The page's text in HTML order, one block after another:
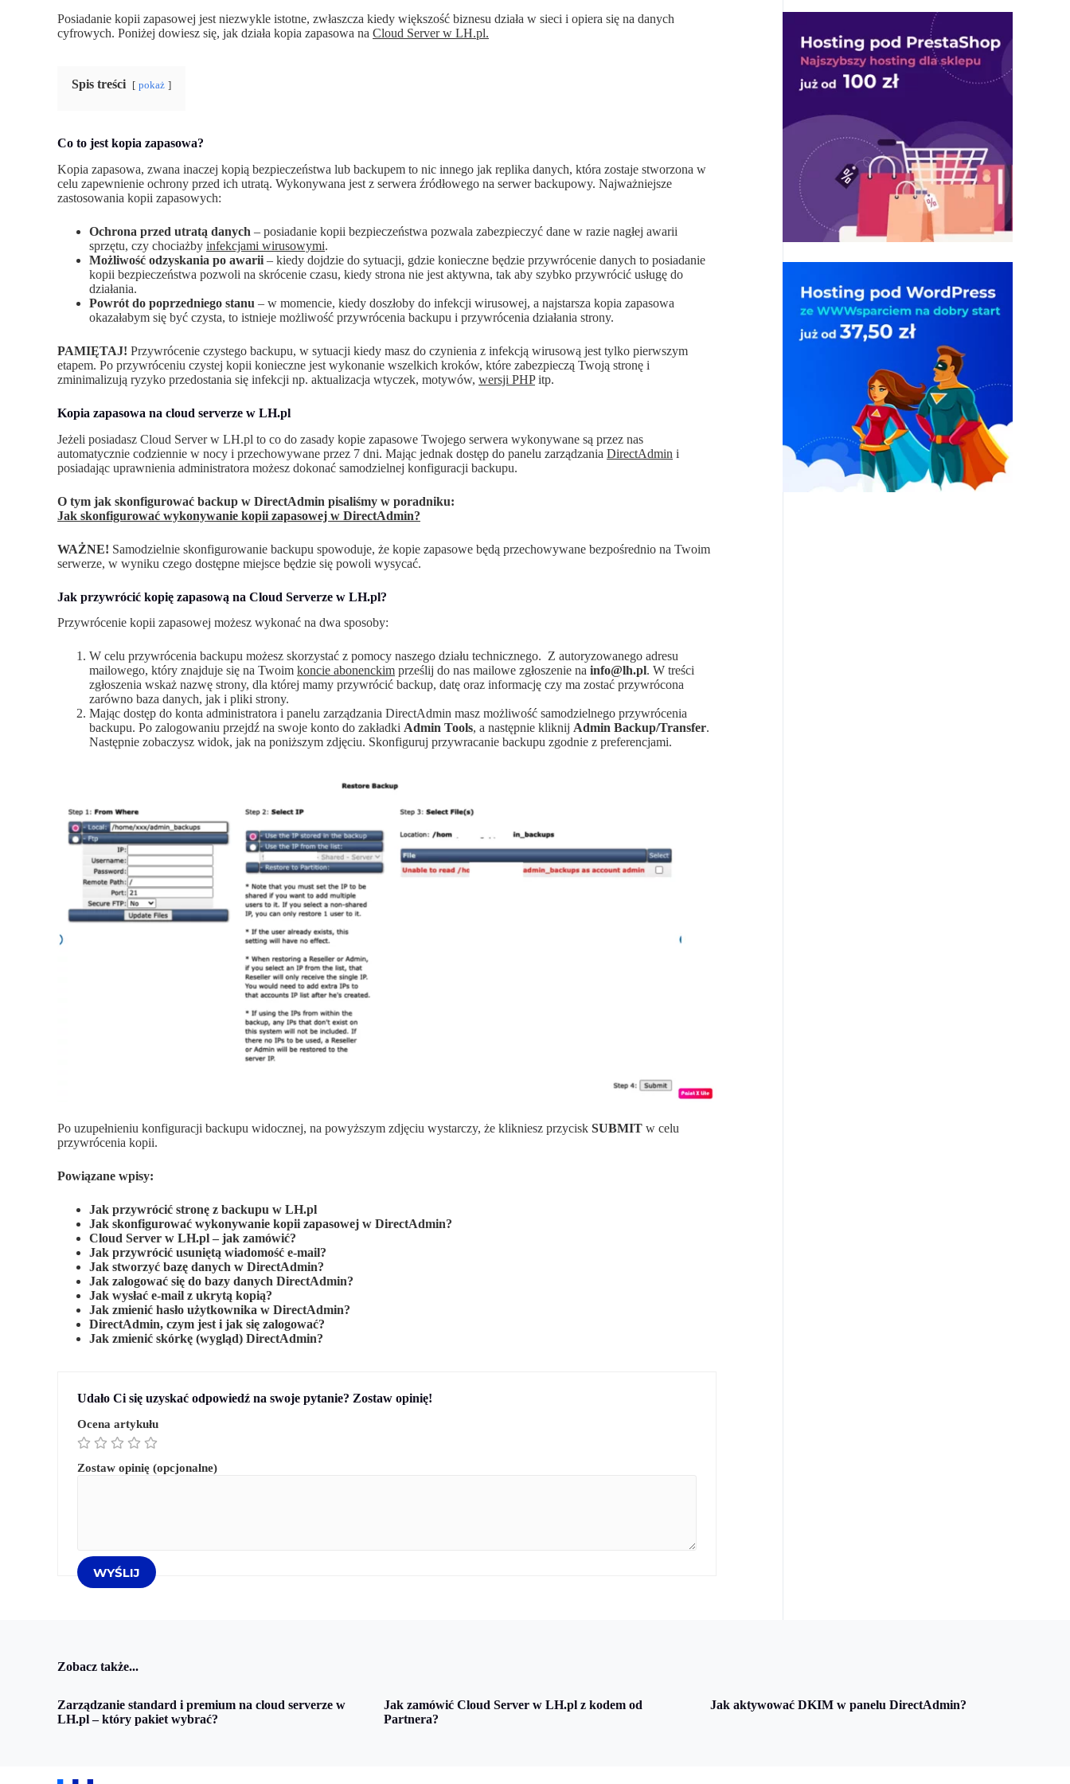
Posiadanie kopii zapasowej jest niezwykle istotne, zwłaszcza kiedy większość biznesu działa w sieci i opiera się na danych
cyfrowych. Poniżej dowiesz się, jak działa kopia zapasowa na Cloud Server w LH.pl.
Spis treści pokaż
Co to jest kopia zapasowa?
Kopia zapasowa, zwana inaczej kopią bezpieczeństwa lub backupem to nic innego jak replika danych, która zostaje stworzona w
celu zapewnienie ochrony przed ich utratą. Wykonywana jest z serwera źródłowego na serwer backupowy. Najważniejsze
zastosowania kopii zapasowych:
Ochrona przed utratą danych – posiadanie kopii bezpieczeństwa pozwala zabezpieczyć dane w razie nagłej awarii
sprzętu, czy chociażby infekcjami wirusowymi.
Możliwość odzyskania po awarii – kiedy dojdzie do sytuacji, gdzie konieczne będzie przywrócenie danych to posiadanie
kopii bezpieczeństwa pozwoli na skrócenie czasu, kiedy strona nie jest aktywna, tak aby szybko przywrócić usługę do
działania.
Powrót do poprzedniego stanu – w momencie, kiedy doszłoby do infekcji wirusowej, a najstarsza kopia zapasowa
okazałabym się być czysta, to istnieje możliwość przywrócenia backupu i przywrócenia działania strony.
PAMIĘTAJ! Przywrócenie czystego backupu, w sytuacji kiedy masz do czynienia z infekcją wirusową jest tylko pierwszym
etapem. Po przywróceniu czystej kopii konieczne jest wykonanie wszelkich kroków, które zabezpieczą Twoją stronę i
zminimalizują ryzyko przedostania się infekcji np. aktualizacja wtyczek, motywów, wersji PHPitp.
Kopia zapasowa na cloud serverze w LH.pl
Jeżeli posiadasz Cloud Server w LH.pl to co do zasady kopie zapasowe Twojego serwera wykonywane są przez nas
automatycznie codziennie w nocy i przechowywane przez 7 dni. Mając jednak dostęp do panelu zarządzania DirectAdmin i
posiadając uprawnienia administratora możesz dokonać samodzielnej konfiguracji backupu.
O tym jak skonfigurować backup w DirectAdmin pisaliśmy w poradniku:
Jak skonfigurować wykonywanie kopii zapasowej w DirectAdmin?
WAŻNE! Samodzielnie skonfigurowanie backupu spowoduje, że kopie zapasowe będą przechowywane bezpośrednio na Twoim
serwerze, w wyniku czego dostępne miejsce będzie się powoli wysycać.
Jak przywrócić kopię zapasową na Cloud Serverze w LH.pl?
Przywrócenie kopii zapasowej możesz wykonać na dwa sposoby:
W celu przywrócenia backupu możesz skorzystać z pomocy naszego działu technicznego. Z autoryzowanego adresu
mailowego, który znajduje się na Twoim koncie abonenckim prześlij do nas mailowe zgłoszenie na info@lh.pl. W treści
zgłoszenia wskaż nazwę strony, dla której mamy przywrócić backup, datę oraz informację czy ma zostać przywrócona
zarówno baza danych, jak i pliki strony.
Mając dostęp do konta administratora i panelu zarządzania DirectAdmin masz możliwość samodzielnego przywrócenia
backupu. Po zalogowaniu przejdź na swoje konto do zakładki Admin Tools, a następnie kliknij Admin Backup/Transfer.
Następnie zobaczysz widok, jak na poniższym zdjęciu. Skonfiguruj przywracanie backupu zgodnie z preferencjami.
Po uzupełnieniu konfiguracji backupu widocznej, na powyższym zdjęciu wystarczy, że klikniesz przycisk SUBMIT w celu
przywrócenia kopii.
Powiązane wpisy:
Jak przywrócić stronę z backupu w LH.pl
Jak skonfigurować wykonywanie kopii zapasowej w DirectAdmin?
Cloud Server w LH.pl – jak zamówić?
Jak przywrócić usuniętą wiadomość e-mail?
Jak stworzyć bazę danych w DirectAdmin?
Jak zalogować się do bazy danych DirectAdmin?
Jak wysłać e-mail z ukrytą kopią?
Jak zmienić hasło użytkownika w DirectAdmin?
DirectAdmin, czym jest i jak się zalogować?
Jak zmienić skórkę (wygląd) DirectAdmin?
Udało Ci się uzyskać odpowiedź na swoje pytanie? Zostaw opinię!
Ocena artykułu
Zostaw opinię (opcjonalne)
Zobacz także...
Zarządzanie standard i premium na cloud serverze w
LH.pl – który pakiet wybrać?
Jak zamówić Cloud Server w LH.pl z kodem od
Partnera?
Jak aktywować DKIM w panelu DirectAdmin?